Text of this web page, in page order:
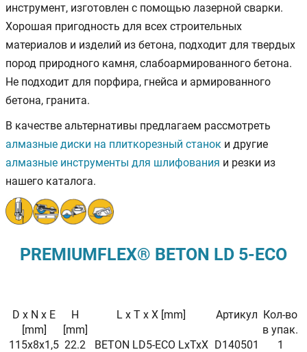
инструмент, изготовлен с помощью лазерной сварки.
Хорошая пригодность для всех строительных
материалов и изделий из бетона, подходит для твердых
пород природного камня, слабоармированного бетона.
Не подходит для порфира, гнейса и армированного
бетона, гранита.
В качестве альтернативы предлагаем рассмотреть
алмазные диски на плиткорезный станок и другие
алмазные инструменты для шлифования и резки из
нашего каталога.
PREMIUMFLEX® BETON LD 5-ECO
D x N x E
[mm]
H
[mm]
L x T x X [mm] Артикул Кол-во
в упак.
115x8x1,5 22.2
BETON LD5-ECO LxTxX D140501 1